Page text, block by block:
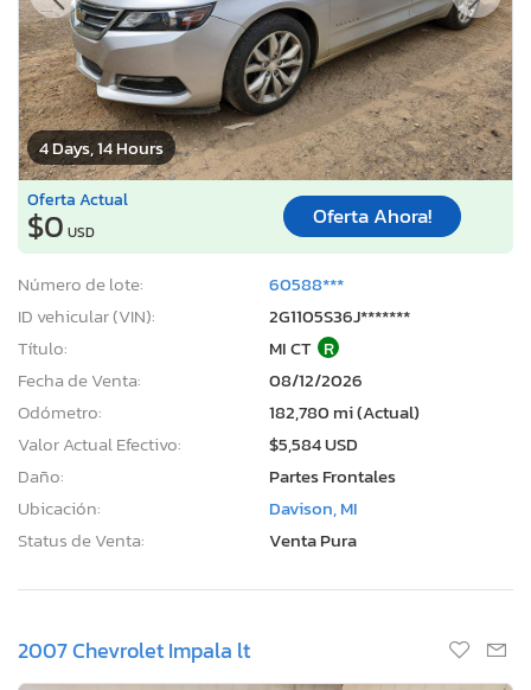
4 Days, 14 Hours
Oferta Actual
$0 USD
Oferta Ahora!
Número de lote:
60588***
ID vehicular (VIN):
2G1105S36J*******
Título:
MI CT R
Fecha de Venta:
08/12/2026
Odómetro:
182,780 mi (Actual)
Valor Actual Efectivo:
$5,584 USD
Daño:
Partes Frontales
Ubicación:
Davison, MI
Status de Venta:
Venta Pura
2007 Chevrolet Impala lt